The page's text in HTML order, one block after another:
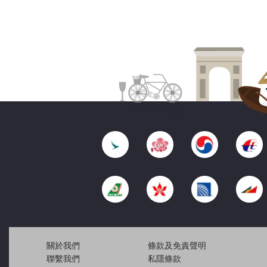
關於我們
聯繫我們
條款及免責聲明
私隱條款